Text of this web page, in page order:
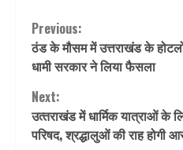
Continue
Reading
Previous:
ठंड के मौसम में उत्तराखंड के
धामी सरकार ने लिया फैसला
Next:
उत्‍तराखंड में धार्मिक यात्राओं के
परिषद, श्रद्धालुओं की रा‍ह होगी